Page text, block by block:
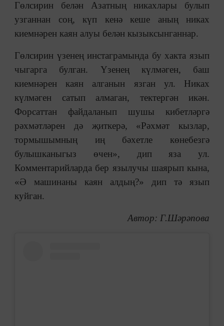
Гөлсирин белән Азатның никахлары булып
узганнан соң, күп кенә кеше аның никах
киемнәрен каян алуы белән кызыксынганнар.
Гөлсирин үзенең инстаграмында бу хакта язып
чыгарга булган. Үзенең күлмәген, баш
киемнәрен каян алганын язган ул. Никах
күлмәген сатып алмаган, тектергән икән.
Форсаттан файдаланып шушы кибетләргә
рәхмәтләрен дә җиткерә, «Рәхмәт кызлар,
тормышымның иң бәхетле көнебезгә
булышканыгыз өчен», дип яза ул.
Комментарийларда бер язылучы шаярып кына,
«Ә машинаны каян алдың?» дип тә язып
куйган.
Автор: Г.Шәрәпова